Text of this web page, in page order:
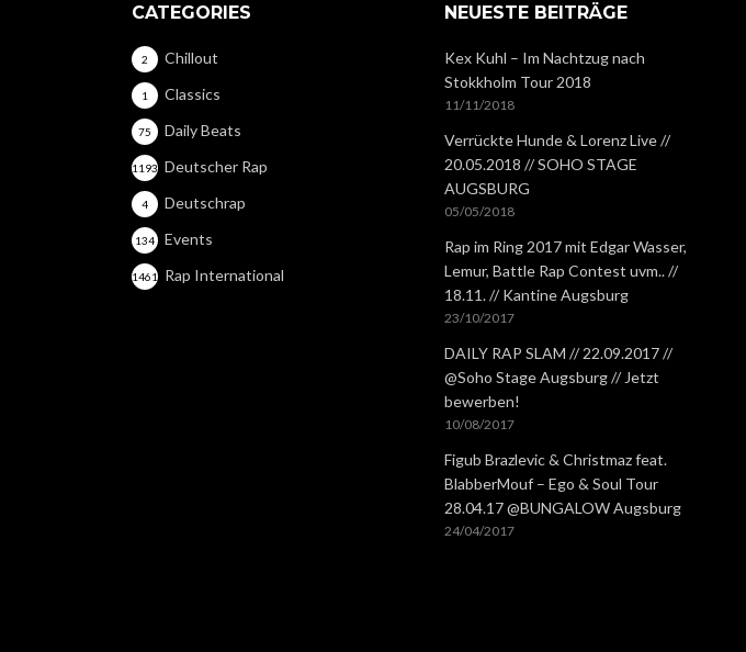
CATEGORIES
Chillout
2
Classics
1
Daily Beats
75
Deutscher Rap
1193
Deutschrap
4
Events
134
Rap International
1461
NEUESTE BEITRÄGE
Kex Kuhl – Im Nachtzug nach
Stokkholm Tour 2018
11/11/2018
Verrückte Hunde & Lorenz Live //
20.05.2018 // SOHO STAGE
AUGSBURG
05/05/2018
Rap im Ring 2017 mit Edgar Wasser,
Lemur, Battle Rap Contest uvm.. //
18.11. // Kantine Augsburg
23/10/2017
DAILY RAP SLAM // 22.09.2017 //
@Soho Stage Augsburg // Jetzt
bewerben!
10/08/2017
Figub Brazlevic & Christmaz feat.
BlabberMouf – Ego & Soul Tour
28.04.17 @BUNGALOW Augsburg
24/04/2017